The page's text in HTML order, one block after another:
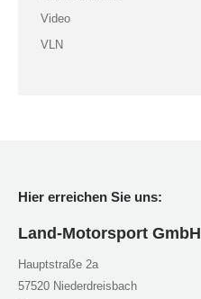
Video
VLN
Hier erreichen Sie uns:
Land-Motorsport GmbH
Hauptstraße 2a
57520 Niederdreisbach